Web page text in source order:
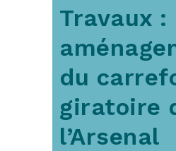
Travaux :
du
giratoire
l’Arsenal